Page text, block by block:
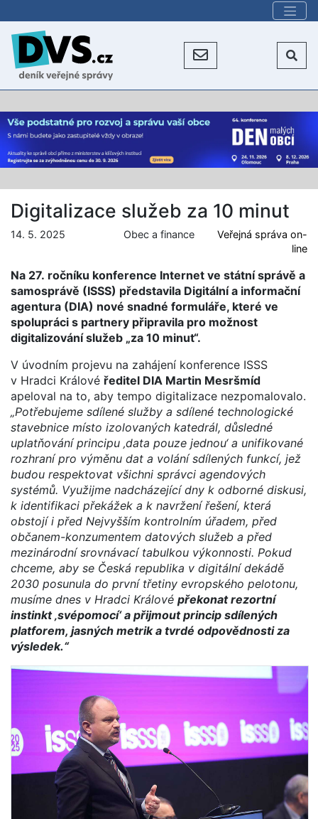
Digitalizace služeb za 10 minut
14. 5. 2025 Obec a finance
Veřejná správa on-
line
Na 27. ročníku konference Internet ve státní správě a
samosprávě (ISSS) představila Digitální a informační
agentura (DIA) nové snadné formuláře, které ve
spolupráci s partnery připravila pro možnost
digitalizování služeb „za 10 minut“.
V úvodním projevu na zahájení konference ISSS
v Hradci Králové ředitel DIA Martin Mesršmíd
apeloval na to, aby tempo digitalizace nezpomalovalo.
„Potřebujeme sdílené služby a sdílené technologické
stavebnice místo izolovaných katedrál, důsledné
uplatňování principu ‚data pouze jednou‘ a unifikované
rozhraní pro výměnu dat a volání sdílených funkcí, jež
budou respektovat všichni správci agendových
systémů. Využijme nadcházející dny k odborné diskusi,
k identifikaci překážek a k navržení řešení, která
obstojí i před Nejvyšším kontrolním úřadem, před
občanem-konzumentem datových služeb a před
mezinárodní srovnávací tabulkou výkonnosti. Pokud
chceme, aby se Česká republika v digitální dekádě
2030 posunula do první třetiny evropského pelotonu,
musíme dnes v Hradci Králové překonat rezortní
instinkt ‚svépomocí‘ a přijmout princip sdílených
platforem, jasných metrik a tvrdé odpovědnosti za
výsledek.“